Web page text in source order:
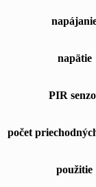
napätie
PIR
počet
použitie